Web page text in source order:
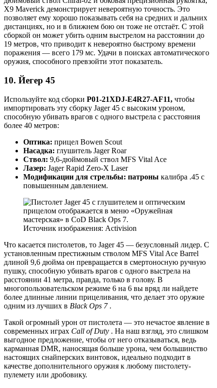
X9 Maverick демонстрирует невероятную точность. Это
позволяет ему хорошо показывать себя на средних и дальних
дистанциях, но и в ближнем бою он тоже не отстаёт. С этой
сборкой он может убить одним выстрелом на расстоянии до
19 метров, что приводит к невероятно быстрому времени
поражения — всего 179 мс. Удачи в поисках автоматического
оружия, способного превзойти этот показатель.
10. Йегер 45
Используйте код сборки P01-21XDJ-E4R27-AF11, чтобы
импортировать эту сборку Jager 45 с высоким уроном,
способную убивать врагов с одного выстрела с расстояния
более 40 метров:
Оптика: прицел Bowen Scout
Насадка: глушитель Jager Roar
Ствол: 9,6-дюймовый ствол MFS Vital Ace
Лазер: Jager Rapid Zero-X Laser
Модификации для стрельбы: патроны калибра .45 с
повышенным давлением.
Источник изображения: Activision
Что касается пистолетов, то Jager 45 — безусловный лидер. С
установленным престижным стволом MFS Vital Ace Barrel
длиной 9,6 дюйма он превращается в смертоносную ручную
пушку, способную убивать врагов с одного выстрела на
расстоянии 41 метра, правда, только в голову. В
многопользовательском режиме 6 на 6 вы вряд ли найдете
более длинные линии прицеливания, что делает это оружие
одним из лучших в Black Ops 7.
Такой огромный урон от пистолета — это нечастое явление в
современных играх Call of Duty . На наш взгляд, это слишком
выгодное предложение, чтобы от него отказываться, ведь
карманная DMR, наносящая больше урона, чем большинство
настоящих снайперских винтовок, идеально подходит в
качестве дополнительного оружия к любому пистолету-
пулемету или дробовику.